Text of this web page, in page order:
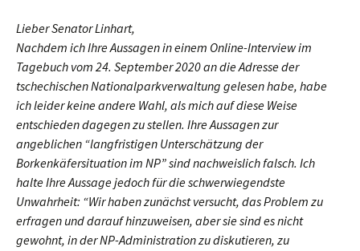
Lieber Senator Linhart,
Nachdem ich Ihre Aussagen in einem Online-Interview im
Tagebuch vom 24. September 2020 an die Adresse der
tschechischen Nationalparkverwaltung gelesen habe, habe
ich leider keine andere Wahl, als mich auf diese Weise
entschieden dagegen zu stellen. Ihre Aussagen zur
angeblichen “langfristigen Unterschätzung der
Borkenkäfersituation im NP” sind nachweislich falsch. Ich
halte Ihre Aussage jedoch für die schwerwiegendste
Unwahrheit: “Wir haben zunächst versucht, das Problem zu
erfragen und darauf hinzuweisen, aber sie sind es nicht
gewohnt, in der NP-Administration zu diskutieren, zu